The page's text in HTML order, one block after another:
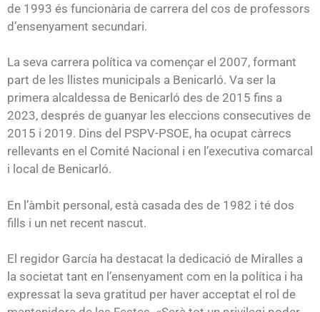
de 1993 és funcionària de carrera del cos de professors
d’ensenyament secundari.
La seva carrera política va començar el 2007, formant
part de les llistes municipals a Benicarló. Va ser la
primera alcaldessa de Benicarló des de 2015 fins a
2023, després de guanyar les eleccions consecutives de
2015 i 2019. Dins del PSPV-PSOE, ha ocupat càrrecs
rellevants en el Comité Nacional i en l’executiva comarcal
i local de Benicarló.
En l’àmbit personal, està casada des de 1982 i té dos
fills i un net recent nascut.
El regidor García ha destacat la dedicació de Miralles a
la societat tant en l’ensenyament com en la política i ha
expressat la seva gratitud per haver acceptat el rol de